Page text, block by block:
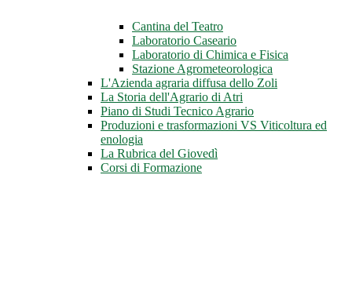
Cantina del Teatro
Laboratorio Caseario
Laboratorio di Chimica e Fisica
Stazione Agrometeorologica
L'Azienda agraria diffusa dello Zoli
La Storia dell'Agrario di Atri
Piano di Studi Tecnico Agrario
Produzioni e trasformazioni VS Viticoltura ed
enologia
La Rubrica del Giovedì
Corsi di Formazione